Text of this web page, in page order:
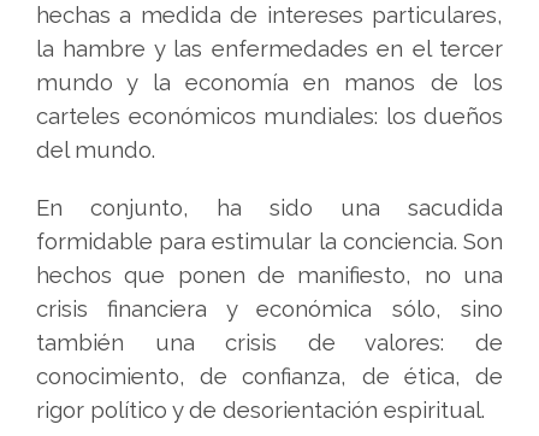
hechas a medida de intereses particulares,
la hambre y las enfermedades en el tercer
mundo y la economía en manos de los
carteles económicos mundiales: los dueños
del mundo.
En conjunto, ha sido una sacudida
formidable para estimular la conciencia. Son
hechos que ponen de manifiesto, no una
crisis financiera y económica sólo, sino
también una crisis de valores: de
conocimiento, de confianza, de ética, de
rigor político y de desorientación espiritual.